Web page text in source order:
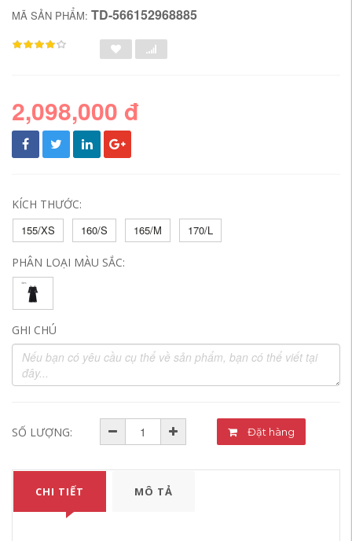
MÃ SẢN PHẨM: TD-566152968885
2,098,000 đ
KÍCH THƯỚC:
155/XS
160/S 165/M 170/L
PHÂN LOẠI MÀU SẮC:
GHI CHÚ
SỐ LƯỢNG: Đặt hàng
CHI TIẾT MÔ TẢ